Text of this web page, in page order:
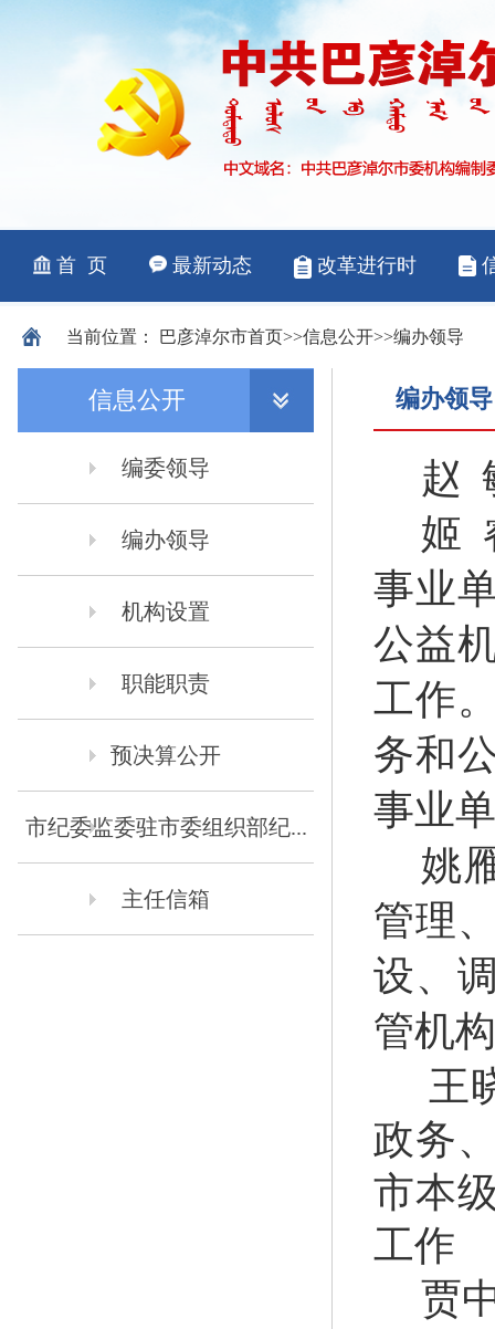
当前位置： 巴彦淖尔市首页>>信息公开>>编办领导
信息公开
编委领导
编办领导
机构设置
职能职责
预决算公开
市纪委监委驻市委组织部纪...
主任信箱
编办领导
赵
姬
事业
公益
工作
务和
事业
姚
管理
设、
管机
王
政务
市本
工作
贾